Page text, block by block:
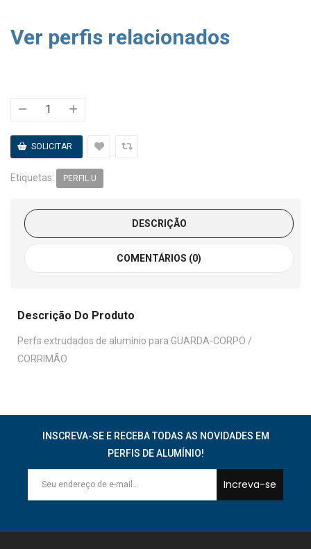
Ver perfis relacionados
Etiquetas: PERFIL U
DESCRIÇÃO
COMENTÁRIOS (0)
Descrição Do Produto
Perfs extrudados de alumínio para GUARDA-CORPO /
CORRIMÃO
INSCREVA-SE E RECEBA TODAS AS NOVIDADES EM
PERFIS DE ALUMÍNIO!
Increva-se